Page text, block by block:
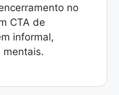
no
CTA de
informal,
mentais.